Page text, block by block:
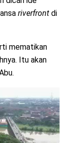
riverfront di
mematikan
Itu akan